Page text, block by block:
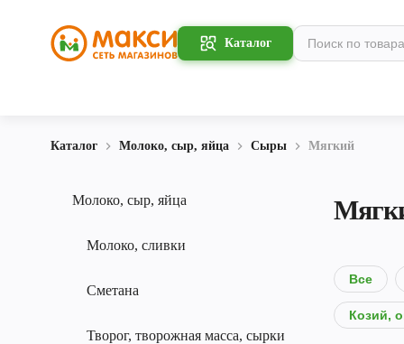
Каталог
Каталог Молоко, сыр, яйца Сыры Мягкий
Молоко, сыр, яйца
Молоко, сливки
Сметана
Творог, творожная масса, сырки
Все
Козий,